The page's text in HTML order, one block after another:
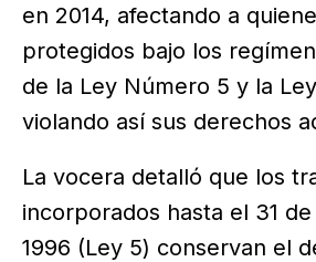
en 2014, afectando a
protegidos bajo los
de la Ley Número 5 y la
violando así sus derechos
La vocera detalló que los
incorporados hasta el 31
1996 (Ley 5) conservan el